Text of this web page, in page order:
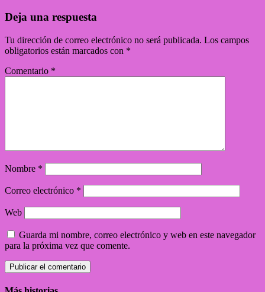
Deja una respuesta
Tu dirección de correo electrónico no será publicada. Los campos
obligatorios están marcados con *
Comentario *
Nombre *
Correo electrónico *
Web
Guarda mi nombre, correo electrónico y web en este navegador
para la próxima vez que comente.